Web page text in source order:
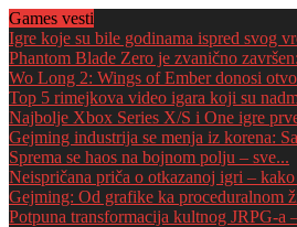
Games vesti
Igre koje su bile godinama ispred svog
Phantom Blade Zero je zvanično
Wo Long 2: Wings of Ember donosi
Top 5 rimejkova video igara koji su
Najbolje Xbox Series X/S i One igre
Gejming industrija se menja iz korena:
Sprema se haos na bojnom polju – sve...
Neispričana priča o otkazanoj igri – kako
Gejming: Od grafike ka proceduralnom
Potpuna transformacija kultnog JRPG-a